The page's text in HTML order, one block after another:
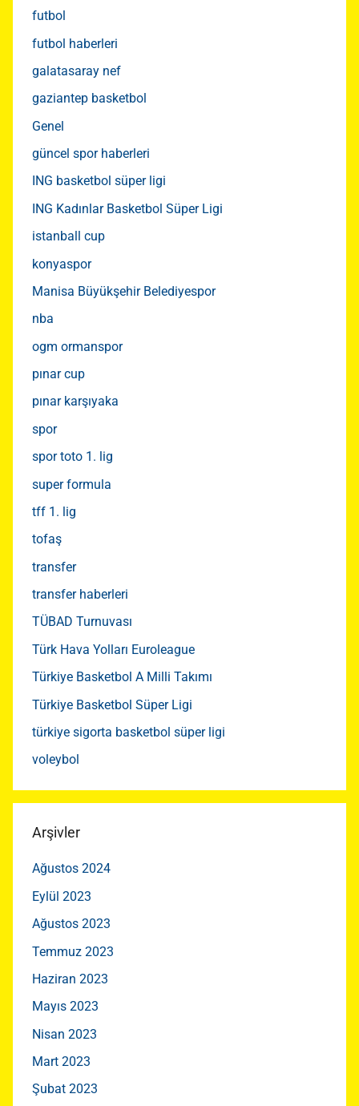
futbol
futbol haberleri
galatasaray nef
gaziantep basketbol
Genel
güncel spor haberleri
ING basketbol süper ligi
ING Kadınlar Basketbol Süper Ligi
istanball cup
konyaspor
Manisa Büyükşehir Belediyespor
nba
ogm ormanspor
pınar cup
pınar karşıyaka
spor
spor toto 1. lig
super formula
tff 1. lig
tofaş
transfer
transfer haberleri
TÜBAD Turnuvası
Türk Hava Yolları Euroleague
Türkiye Basketbol A Milli Takımı
Türkiye Basketbol Süper Ligi
türkiye sigorta basketbol süper ligi
voleybol
Arşivler
Ağustos 2024
Eylül 2023
Ağustos 2023
Temmuz 2023
Haziran 2023
Mayıs 2023
Nisan 2023
Mart 2023
Şubat 2023